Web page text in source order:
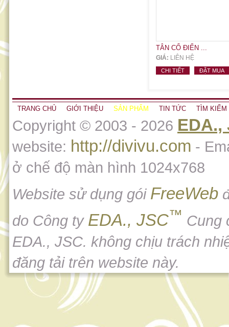
TÂN CỔ ĐIỂN ...
GIÁ: LIÊN HỆ
CHI TIẾT ĐẶT MUA
TRANG CHỦ GIỚI THIỆU SẢN PHẨM TIN TỨC TÌM KIẾM
Copyright © 2003 - 2026 EDA.,
website: http://divivu.com -
ở chế độ màn hình 1024x768
Website sử dụng gói FreeWeb
do Công ty EDA., JSC™ Cung
EDA., JSC. không chịu trách
đăng tải trên website này.